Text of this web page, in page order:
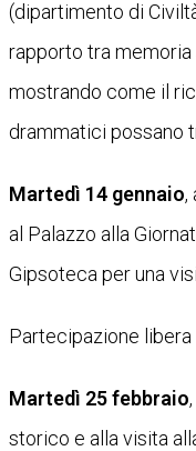
(dipartimento di
rapporto tra
mostrando come il
drammatici possano
Martedì 14 gennaio,
al Palazzo alla
Gipsoteca per una
Partecipazione libera
Martedì 25 febbraio
storico e alla visita